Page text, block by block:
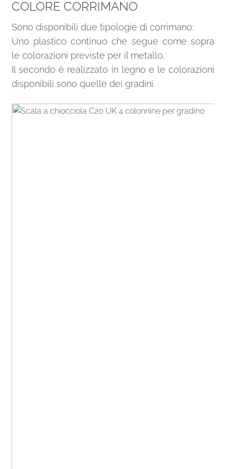
COLORE CORRIMANO
Sono disponibili due tipologie di corrimano:
Uno plastico continuo che segue come sopra
le colorazioni previste per il metallo.
Il secondo è realizzato in legno e le colorazioni
disponibili sono quelle dei gradini.